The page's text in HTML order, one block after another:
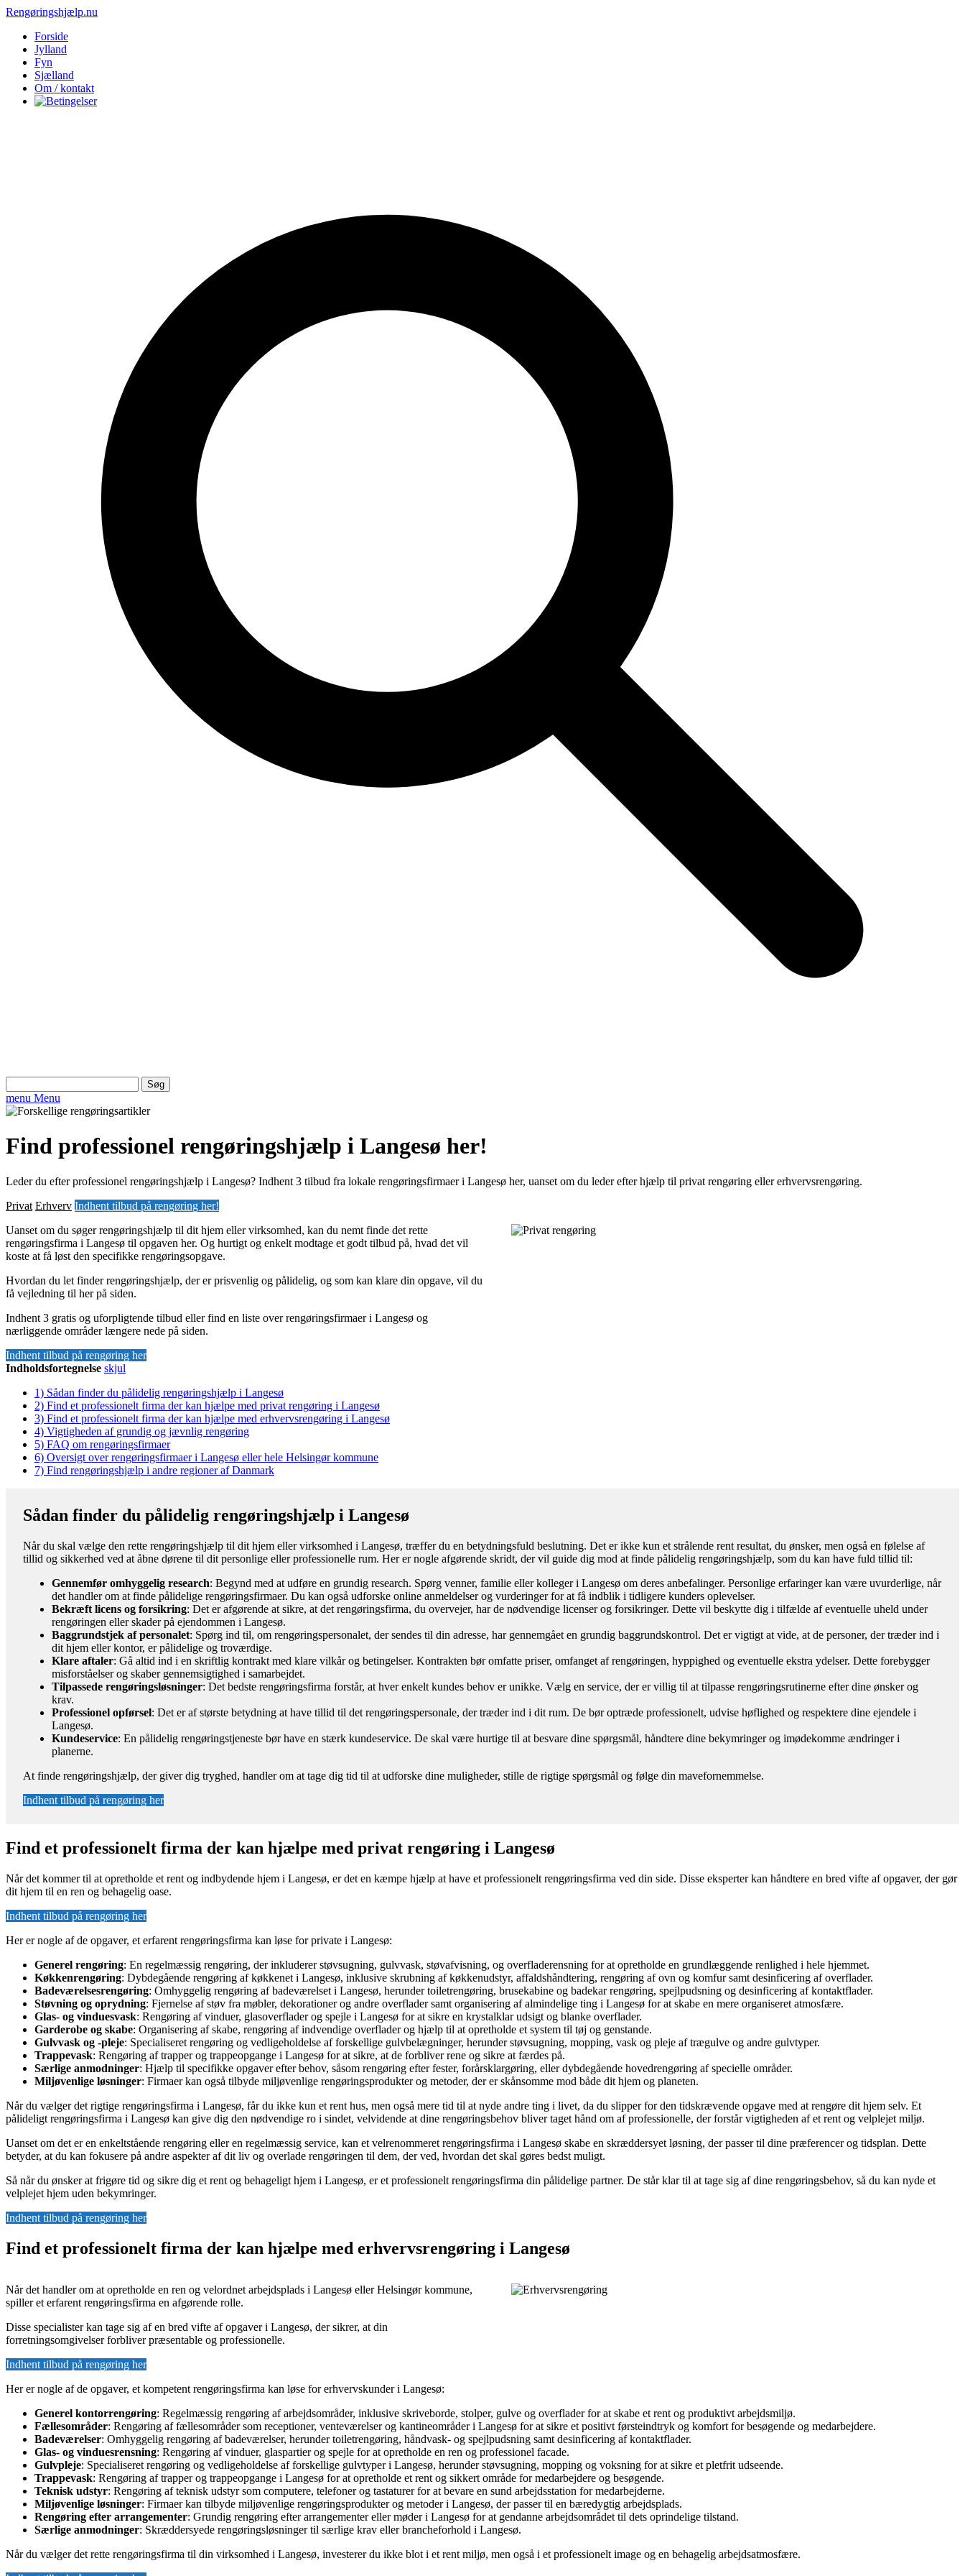
Rengøringshjælp.nu
Forside
Jylland
Fyn
Sjælland
Om / kontakt
efter:
menu Menu
Find professionel rengøringshjælp i Langesø her!
Leder du efter professionel rengøringshjælp i Langesø? Indhent 3 tilbud fra lokale rengøringsfirmaer i Langesø her, uanset om du leder efter hjælp til privat rengøring eller erhvervsrengøring.
Privat Erhverv Indhent tilbud på rengøring her!
Uanset om du søger rengøringshjælp til dit hjem eller virksomhed, kan du nemt finde det rette
rengøringsfirma i Langesø til opgaven her. Og hurtigt og enkelt modtage et godt tilbud på, hvad det vil
koste at få løst den specifikke rengøringsopgave.
Hvordan du let finder rengøringshjælp, der er prisvenlig og pålidelig, og som kan klare din opgave, vil du
få vejledning til her på siden.
Indhent 3 gratis og uforpligtende tilbud eller find en liste over rengøringsfirmaer i Langesø og
nærliggende områder længere nede på siden.
Indhent tilbud på rengøring her
Indholdsfortegnelse skjul
1) Sådan finder du pålidelig rengøringshjælp i Langesø
2) Find et professionelt firma der kan hjælpe med privat rengøring i Langesø
3) Find et professionelt firma der kan hjælpe med erhvervsrengøring i Langesø
4) Vigtigheden af grundig og jævnlig rengøring
5) FAQ om rengøringsfirmaer
6) Oversigt over rengøringsfirmaer i Langesø eller hele Helsingør kommune
7) Find rengøringshjælp i andre regioner af Danmark
Sådan finder du pålidelig rengøringshjælp i Langesø
Når du skal vælge den rette rengøringshjælp til dit hjem eller virksomhed i Langesø, træffer du en betydningsfuld beslutning. Det er ikke kun et strålende rent resultat, du ønsker, men også en følelse af
tillid og sikkerhed ved at åbne dørene til dit personlige eller professionelle rum. Her er nogle afgørende skridt, der vil guide dig mod at finde pålidelig rengøringshjælp, som du kan have fuld tillid til:
Gennemfør omhyggelig research: Begynd med at udføre en grundig research. Spørg venner, familie eller kolleger i Langesø om deres anbefalinger. Personlige erfaringer kan være uvurderlige, når
det handler om at finde pålidelige rengøringsfirmaer. Du kan også udforske online anmeldelser og vurderinger for at få indblik i tidligere kunders oplevelser.
Bekræft licens og forsikring: Det er afgørende at sikre, at det rengøringsfirma, du overvejer, har de nødvendige licenser og forsikringer. Dette vil beskytte dig i tilfælde af eventuelle uheld under
rengøringen eller skader på ejendommen i Langesø.
Baggrundstjek af personalet: Spørg ind til, om rengøringspersonalet, der sendes til din adresse, har gennemgået en grundig baggrundskontrol. Det er vigtigt at vide, at de personer, der træder ind i
dit hjem eller kontor, er pålidelige og troværdige.
Klare aftaler: Gå altid ind i en skriftlig kontrakt med klare vilkår og betingelser. Kontrakten bør omfatte priser, omfanget af rengøringen, hyppighed og eventuelle ekstra ydelser. Dette forebygger
misforståelser og skaber gennemsigtighed i samarbejdet.
Tilpassede rengøringsløsninger: Det bedste rengøringsfirma forstår, at hver enkelt kundes behov er unikke. Vælg en service, der er villig til at tilpasse rengøringsrutinerne efter dine ønsker og
krav.
Professionel opførsel: Det er af største betydning at have tillid til det rengøringspersonale, der træder ind i dit rum. De bør optræde professionelt, udvise høflighed og respektere dine ejendele i
Langesø.
Kundeservice: En pålidelig rengøringstjeneste bør have en stærk kundeservice. De skal være hurtige til at besvare dine spørgsmål, håndtere dine bekymringer og imødekomme ændringer i
planerne.
At finde rengøringshjælp, der giver dig tryghed, handler om at tage dig tid til at udforske dine muligheder, stille de rigtige spørgsmål og følge din mavefornemmelse.
Indhent tilbud på rengøring her
Find et professionelt firma der kan hjælpe med privat rengøring i Langesø
Når det kommer til at opretholde et rent og indbydende hjem i Langesø, er det en kæmpe hjælp at have et professionelt rengøringsfirma ved din side. Disse eksperter kan håndtere en bred vifte af opgaver, der gør
dit hjem til en ren og behagelig oase.
Indhent tilbud på rengøring her
Her er nogle af de opgaver, et erfarent rengøringsfirma kan løse for private i Langesø:
Generel rengøring: En regelmæssig rengøring, der inkluderer støvsugning, gulvvask, støvafvisning, og overfladerensning for at opretholde en grundlæggende renlighed i hele hjemmet.
Køkkenrengøring: Dybdegående rengøring af køkkenet i Langesø, inklusive skrubning af køkkenudstyr, affaldshåndtering, rengøring af ovn og komfur samt desinficering af overflader.
Badeværelsesrengøring: Omhyggelig rengøring af badeværelset i Langesø, herunder toiletrengøring, brusekabine og badekar rengøring, spejlpudsning og desinficering af kontaktflader.
Støvning og oprydning: Fjernelse af støv fra møbler, dekorationer og andre overflader samt organisering af almindelige ting i Langesø for at skabe en mere organiseret atmosfære.
Glas- og vinduesvask: Rengøring af vinduer, glasoverflader og spejle i Langesø for at sikre en krystalklar udsigt og blanke overflader.
Garderobe og skabe: Organisering af skabe, rengøring af indvendige overflader og hjælp til at opretholde et system til tøj og genstande.
Gulvvask og -pleje: Specialiseret rengøring og vedligeholdelse af forskellige gulvbelægninger, herunder støvsugning, mopping, vask og pleje af trægulve og andre gulvtyper.
Trappevask: Rengøring af trapper og trappeopgange i Langesø for at sikre, at de forbliver rene og sikre at færdes på.
Særlige anmodninger: Hjælp til specifikke opgaver efter behov, såsom rengøring efter fester, forårsklargøring, eller dybdegående hovedrengøring af specielle områder.
Miljøvenlige løsninger: Firmaer kan også tilbyde miljøvenlige rengøringsprodukter og metoder, der er skånsomme mod både dit hjem og planeten.
Når du vælger det rigtige rengøringsfirma i Langesø, får du ikke kun et rent hus, men også mere tid til at nyde andre ting i livet, da du slipper for den tidskrævende opgave med at rengøre dit hjem selv. Et
pålideligt rengøringsfirma i Langesø kan give dig den nødvendige ro i sindet, velvidende at dine rengøringsbehov bliver taget hånd om af professionelle, der forstår vigtigheden af et rent og velplejet miljø.
Uanset om det er en enkeltstående rengøring eller en regelmæssig service, kan et velrenommeret rengøringsfirma i Langesø skabe en skræddersyet løsning, der passer til dine præferencer og tidsplan. Dette
betyder, at du kan fokusere på andre aspekter af dit liv og overlade rengøringen til dem, der ved, hvordan det skal gøres bedst muligt.
Så når du ønsker at frigøre tid og sikre dig et rent og behageligt hjem i Langesø, er et professionelt rengøringsfirma din pålidelige partner. De står klar til at tage sig af dine rengøringsbehov, så du kan nyde et
velplejet hjem uden bekymringer.
Indhent tilbud på rengøring her
Find et professionelt firma der kan hjælpe med erhvervsrengøring i Langesø
Når det handler om at opretholde en ren og velordnet arbejdsplads i Langesø eller Helsingør kommune,
spiller et erfarent rengøringsfirma en afgørende rolle.
Disse specialister kan tage sig af en bred vifte af opgaver i Langesø, der sikrer, at din
forretningsomgivelser forbliver præsentable og professionelle.
Indhent tilbud på rengøring her
Her er nogle af de opgaver, et kompetent rengøringsfirma kan løse for erhvervskunder i Langesø:
Generel kontorrengøring: Regelmæssig rengøring af arbejdsområder, inklusive skriveborde, stolper, gulve og overflader for at skabe et rent og produktivt arbejdsmiljø.
Fællesområder: Rengøring af fællesområder som receptioner, venteværelser og kantineområder i Langesø for at sikre et positivt førsteindtryk og komfort for besøgende og medarbejdere.
Badeværelser: Omhyggelig rengøring af badeværelser, herunder toiletrengøring, håndvask- og spejlpudsning samt desinficering af kontaktflader.
Glas- og vinduesrensning: Rengøring af vinduer, glaspartier og spejle for at opretholde en ren og professionel facade.
Gulvpleje: Specialiseret rengøring og vedligeholdelse af forskellige gulvtyper i Langesø, herunder støvsugning, mopping og voksning for at sikre et pletfrit udseende.
Trappevask: Rengøring af trapper og trappeopgange i Langesø for at opretholde et rent og sikkert område for medarbejdere og besøgende.
Teknisk udstyr: Rengøring af teknisk udstyr som computere, telefoner og tastaturer for at bevare en sund arbejdsstation for medarbejderne.
Miljøvenlige løsninger: Firmaer kan tilbyde miljøvenlige rengøringsprodukter og metoder i Langesø, der passer til en bæredygtig arbejdsplads.
Rengøring efter arrangementer: Grundig rengøring efter arrangementer eller møder i Langesø for at gendanne arbejdsområdet til dets oprindelige tilstand.
Særlige anmodninger: Skræddersyede rengøringsløsninger til særlige krav eller brancheforhold i Langesø.
Når du vælger det rette rengøringsfirma til din virksomhed i Langesø, investerer du ikke blot i et rent miljø, men også i et professionelt image og en behagelig arbejdsatmosfære.